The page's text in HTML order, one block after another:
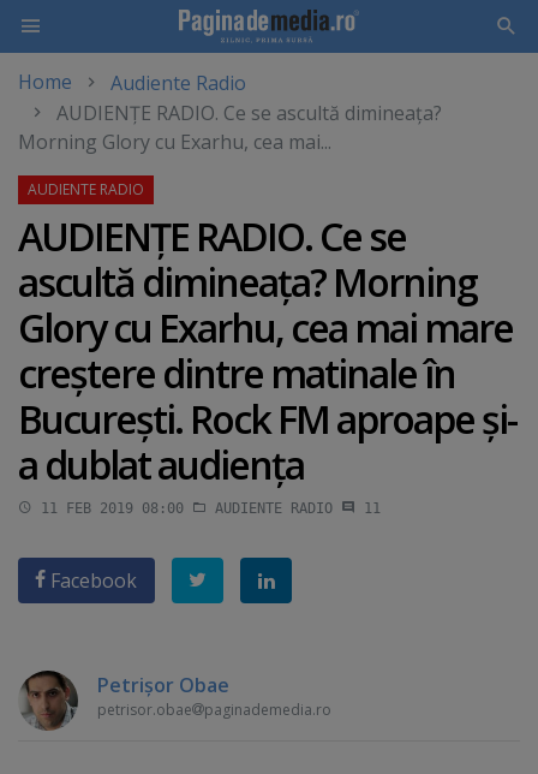
main
content
Home
Audiente Radio
AUDIENŢE RADIO. Ce se ascultă dimineaţa?
Morning Glory cu Exarhu, cea mai...
AUDIENŢE RADIO. Ce se
ascultă dimineaţa? Morning
Glory cu Exarhu, cea mai mare
creştere dintre matinale în
Bucureşti. Rock FM aproape şi-
a dublat audienţa
11 FEB 2019 08:00 AUDIENTE RADIO 11
Facebook
Petrişor Obae
petrisor.obae paginademedia.ro